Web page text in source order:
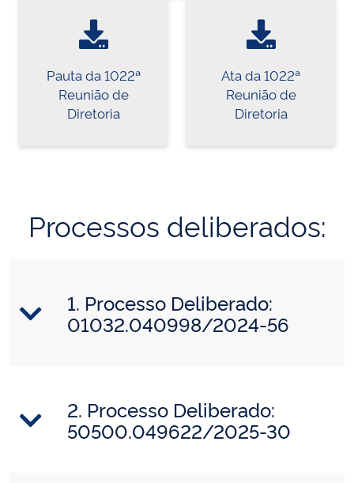
Pauta da 1022ª
Reunião de
Diretoria
Ata da 1022ª
Reunião de
Diretoria
Processos deliberados:
1. Processo Deliberado:
01032.040998/2024-56
2. Processo Deliberado:
50500.049622/2025-30